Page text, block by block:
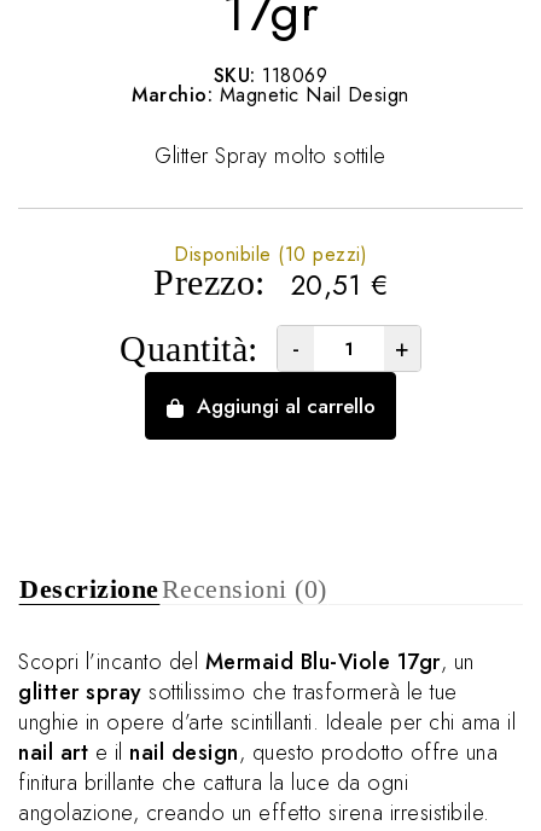
SKU: 118069
Marchio: Magnetic Nail Design
Glitter Spray molto sottile
Prezzo: 20,51 €
Disponibile (10 pezzi)
Quantità: - +
Aggiungi al carrello
DescrizioneRecensioni (0)
Scopri l’incanto del Mermaid Blu-Viole 17gr, un
glitter spray sottilissimo che trasformerà le tue
unghie in opere d’arte scintillanti. Ideale per chi ama il
nail art e il nail design, questo prodotto offre una
finitura brillante che cattura la luce da ogni
angolazione, creando un effetto sirena irresistibile.